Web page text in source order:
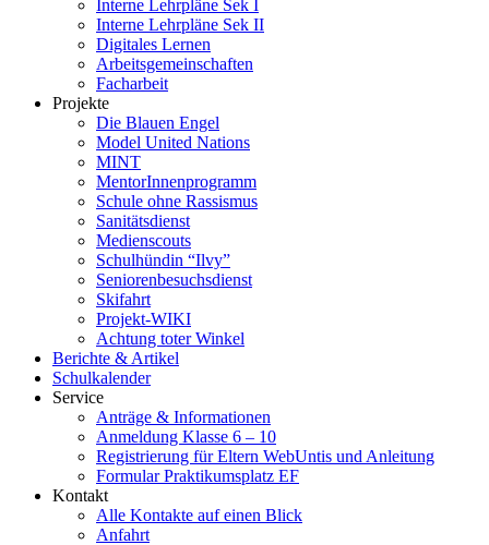
Interne Lehrpläne Sek I
Interne Lehrpläne Sek II
Digitales Lernen
Arbeitsgemeinschaften
Facharbeit
Projekte
Die Blauen Engel
Model United Nations
MINT
MentorInnenprogramm
Schule ohne Rassismus
Sanitätsdienst
Medienscouts
Schulhündin “Ilvy”
Seniorenbesuchsdienst
Skifahrt
Projekt-WIKI
Achtung toter Winkel
Berichte & Artikel
Schulkalender
Service
Anträge & Informationen
Anmeldung Klasse 6 – 10
Registrierung für Eltern WebUntis und Anleitung
Formular Praktikumsplatz EF
Kontakt
Alle Kontakte auf einen Blick
Anfahrt